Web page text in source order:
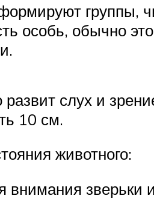
группы,
особь, обычно
слух и
10 см.
животного:
внимания